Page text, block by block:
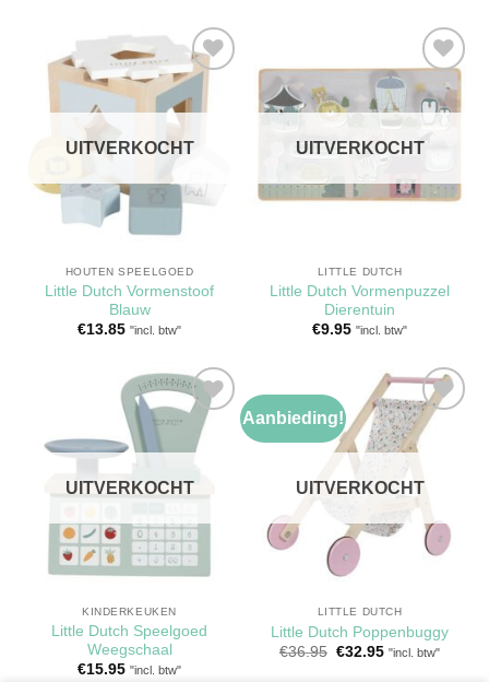
Toevoegen
aan
verlanglijst
UITVERKOCHT
HOUTEN SPEELGOED
Little Dutch Vormenstoof
Blauw
€13.85 "incl. btw"
Toevoegen
aan
verlanglijst
UITVERKOCHT
LITTLE DUTCH
Little Dutch Vormenpuzzel
Dierentuin
€9.95 "incl. btw"
Toevoegen
aan
verlanglijst
UITVERKOCHT
KINDERKEUKEN
Little Dutch Speelgoed
Weegschaal
€15.95 "incl. btw"
Aanbieding!
Toevoegen
aan
verlanglijst
UITVERKOCHT
LITTLE DUTCH
Little Dutch Poppenbuggy
€36.95 Oorspronkelijke
€32.95Huidige
"incl. btw"